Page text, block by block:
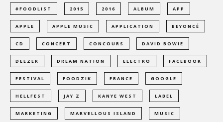
#FOODLIST 2015 2016 ALBUM APP
APPLE APPLE MUSIC APPLICATION BEYONCÉ
CD CONCERT CONCOURS DAVID BOWIE
DEEZER DREAM NATION ELECTRO FACEBOOK
FESTIVAL FOODZIK FRANCE GOOGLE
HELLFEST JAY Z KANYE WEST LABEL
MARKETING MARVELLOUS ISLAND MUSIC